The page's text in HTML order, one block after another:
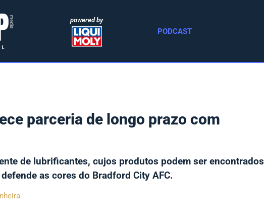
powered by
PODCAST
parceria de longo prazo com
de lubrificantes, cujos produtos podem ser encontrados
as cores do Bradford City AFC.